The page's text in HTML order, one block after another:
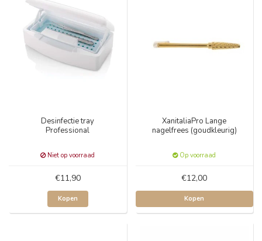
Desinfectie tray
Professional
Niet op voorraad
€11,90
Kopen
XanitaliaPro Lange
nagelfrees (goudkleurig)
Op voorraad
€12,00
Kopen